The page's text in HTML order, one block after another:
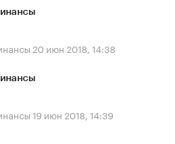
20 июн 2018, 14:38
19 июн 2018, 14:39